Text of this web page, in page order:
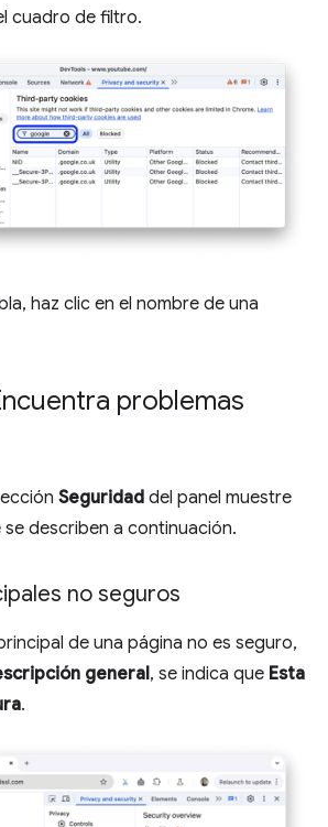
cuadro de filtro.
haz clic en el nombre de una
problemas
Seguridad del panel muestre
describen a continuación.
no seguros
de una página no es seguro,
general, se indica que Esta
.